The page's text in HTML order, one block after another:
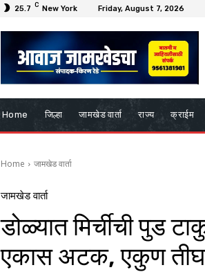
25.7 C New York Friday, August 7, 2026
Home जिल्हा जामखेड वार्ता राज्य क्राईम
Home जामखेड वार्ता
जामखेड वार्ता
डोळ्यात मिर्चीची पुड
एकास अटक, एकुण